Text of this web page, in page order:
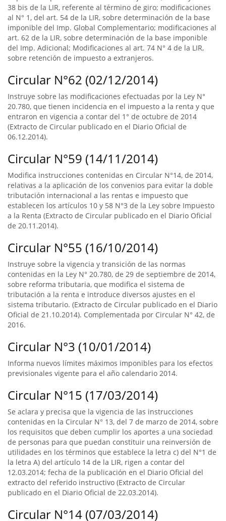
38 bis de la LIR, referente al término de giro; modificaciones
al N° 1, del art. 54 de la LIR, sobre determinación de la base
imponible del Imp. Global Complementario; modificaciones al
art. 62 de la LIR, sobre determinación de la base imponible
del Imp. Adicional; Modificaciones al art. 74 N° 4 de la LIR,
sobre retención de impuesto a extranjeros.
Circular N°62 (02/12/2014)
Instruye sobre las modificaciones efectuadas por la Ley N°
20.780, que tienen incidencia en el impuesto a la renta y que
entraron en vigencia a contar del 1° de octubre de 2014
(Extracto de Circular publicado en el Diario Oficial de
06.12.2014).
Circular N°59 (14/11/2014)
Modifica instrucciones contenidas en Circular N°14, de 2014,
relativas a la aplicación de los convenios para evitar la doble
tributación internacional a las rentas e impuesto que
establecen los artículos 10 y 58 N°3 de la Ley sobre Impuesto
a la Renta (Extracto de Circular publicado en el Diario Oficial
de 20.11.2014).
Circular N°55 (16/10/2014)
Instruye sobre la vigencia y transición de las normas
contenidas en la Ley N° 20.780, de 29 de septiembre de 2014,
sobre reforma tributaria, que modifica el sistema de
tributación a la renta e introduce diversos ajustes en el
sistema tributario. (Extracto de Circular publicado en el Diario
Oficial de 21.10.2014). Complementada por Circular N° 42, de
2016.
Circular N°3 (10/01/2014)
Informa nuevos límites máximos imponibles para los efectos
previsionales vigente para el año calendario 2014.
Circular N°15 (17/03/2014)
Se aclara y precisa que la vigencia de las instrucciones
contenidas en la Circular N° 13, del 7 de marzo de 2014, sobre
los requisitos que deben cumplir los aportes a una sociedad
de personas para que puedan constituir una reinversión de
utilidades en los términos que establece la letra c) del N°1 de
la letra A) del artículo 14 de la LIR, rigen a contar del
12.03.2014; fecha de la publicación en el Diario Oficial del
extracto del referido instructivo (Extracto de Circular
publicado en el Diario Oficial de 22.03.2014).
Circular N°14 (07/03/2014)